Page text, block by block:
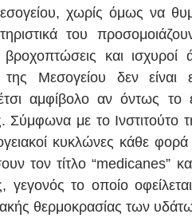
χωρίς όμως να
του
βροχοπτώσεις και
Μεσογείου δεν είναι
αμφίβολο αν όντως
Σύμφωνα με το Ινστιτούτο
κυκλώνες κάθε φορά
τον τίτλο “medicanes”
γεγονός το οποίο
θερμοκρασίας των